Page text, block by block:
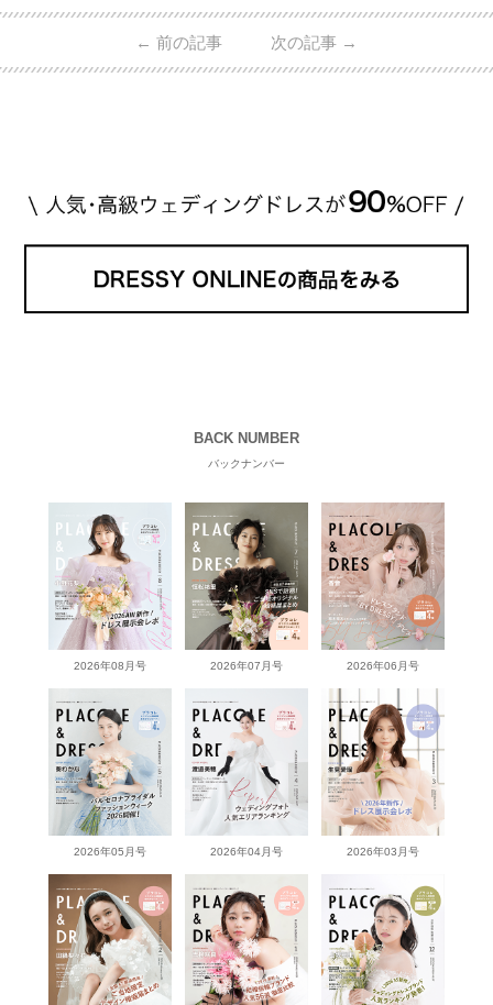
HPより引用 2011年9月に結婚した女優の上戸彩さん
とEXILEのHIROさん。 上戸さんに贈った婚約指輪
← 前の記事 次の記事 →
BACK NUMBER
バックナンバー
2026年08月号 2026年07月号 2026年06月号
2026年05月号 2026年04月号 2026年03月号